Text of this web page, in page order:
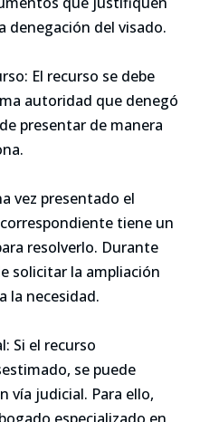
denegación del visado.
El recurso se debe
autoridad que denegó
presentar de manera
vez presentado el
tiene un
resolverlo. Durante
solicitar la ampliación
la necesidad.
Si el recurso
se puede
vía judicial. Para ello,